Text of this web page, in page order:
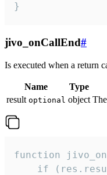
}
jivo_onCallEnd#
Is executed when a return
Name Type
result optional object
function
if